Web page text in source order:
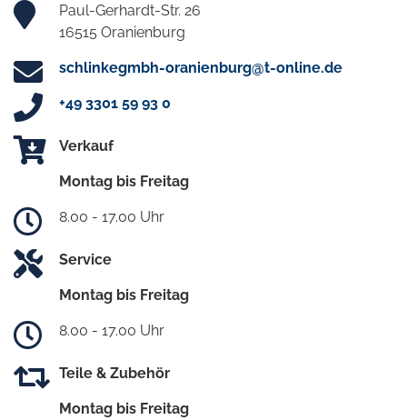
Paul-Gerhardt-Str. 26
16515 Oranienburg
schlinkegmbh-oranienburg@t-online.de
+49 3301 59 93 0
Verkauf
Montag bis Freitag
8.00 - 17.00 Uhr
Service
Montag bis Freitag
8.00 - 17.00 Uhr
Teile & Zubehör
Montag bis Freitag